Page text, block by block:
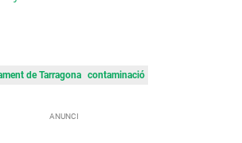
de Tarragona contaminació